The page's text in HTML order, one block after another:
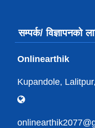
सम्पर्क/ विज्ञापनको
Onlinearthik
Kupandole,